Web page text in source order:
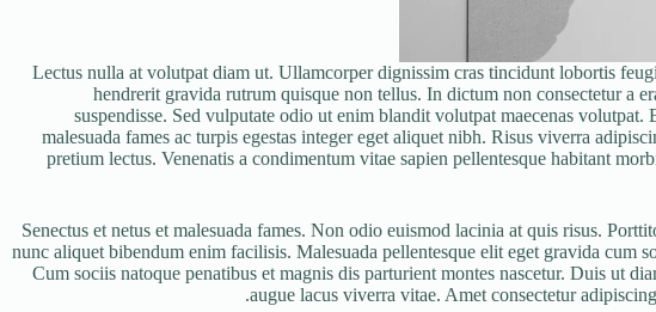
Lectus nulla at volutpat diam ut. Ullamcorper dignissim cras tincidunt lobortis
hendrerit gravida rutrum quisque non tellus. In dictum non consectetur a
suspendisse. Sed vulputate odio ut enim blandit volutpat maecenas
malesuada fames ac turpis egestas integer eget aliquet nibh. Risus viverra
pretium lectus. Venenatis a condimentum vitae sapien pellentesque habitant
Senectus et netus et malesuada fames. Non odio euismod lacinia at quis risus.
nunc aliquet bibendum enim facilisis. Malesuada pellentesque elit eget gravida
Cum sociis natoque penatibus et magnis dis parturient montes nascetur. Duis ut
augue lacus viverra vitae. Amet consectetur